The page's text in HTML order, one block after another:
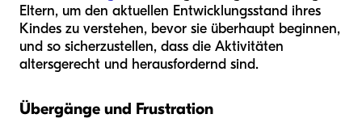
Eltern, um den aktuellen Entwicklungsstand ihres
Kindes zu verstehen, bevor sie überhaupt beginnen,
und so sicherzustellen, dass die Aktivitäten
altersgerecht und herausfordernd sind.
Übergänge und Frustration